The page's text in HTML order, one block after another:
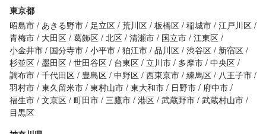
東京都
昭島市 あきる野市 足立区 荒川区 板橋区 稲城市 江戸川区
青梅市
大田区 葛飾区 北区 清瀬市 国立市 江東区
小金井市
国分寺市 小平市 狛江市 品川区 渋谷区
新宿区
杉並区 墨田区 世田谷区 台東区 立川市 多摩市 中央区
調布市 千代田区 豊島区 中野区 西東京市 練馬区
八王子市
羽村市 東久留米市 東村山市 東大和市 日野市
府中市
福生市 文京区 町田市 三鷹市 港区 武蔵野市 武蔵村山市
目黒区